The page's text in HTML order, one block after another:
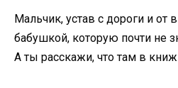
Мальчик, устав с дороги и от
бабушкой, которую почти не
А ты расскажи, что там в